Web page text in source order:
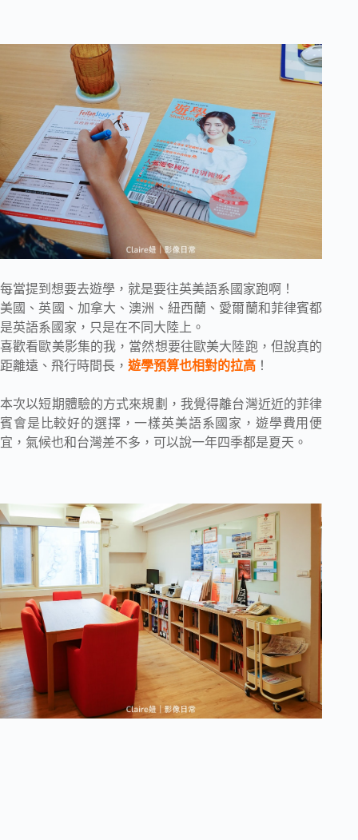
每當提到想要去遊學，就是要往英美語系國家跑啊！
美國、英國、加拿大、澳洲、紐西蘭、愛爾蘭和菲律賓都
是英語系國家，只是在不同大陸上。
喜歡看歐美影集的我，當然想要往歐美大陸跑，但說真的
距離遠、飛行時間長， 遊學預算也相對的拉高 ！
本次以短期體驗的方式來規劃，我覺得離台灣近近的菲律
賓會是比較好的選擇，一樣英美語系國家，遊學費用便
宜，氣候也和台灣差不多，可以說一年四季都是夏天。